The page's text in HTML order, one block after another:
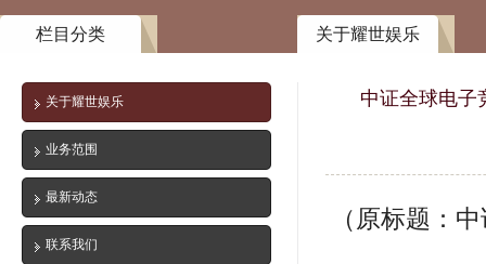
栏目分类
关于耀世娱乐
业务范围
最新动态
联系我们
关于耀世娱乐
中证全球电子
（原标题：